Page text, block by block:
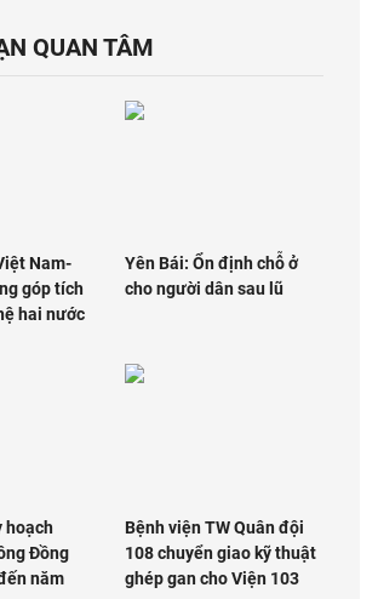
QUAN TÂM
Nam-
góp tích
hai nước
Yên Bái: Ổn định chỗ ở
cho người dân sau lũ
hoạch
Đồng
năm
Bệnh viện TW Quân đội
108 chuyển giao kỹ thuật
ghép gan cho Viện 103